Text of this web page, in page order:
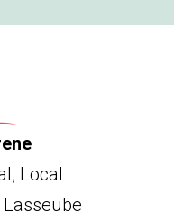
Local
Lasseube